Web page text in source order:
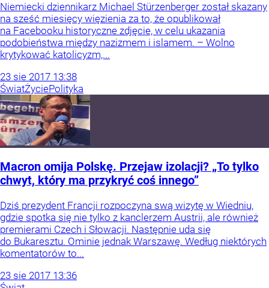
Niemiecki dziennikarz Michael Stürzenberger został skazany
na sześć miesięcy więzienia za to, że opublikował
na Facebooku historyczne zdjęcie, w celu ukazania
podobieństwa między nazizmem i islamem. – Wolno
krytykować katolicyzm,...
23 sie 2017 13:38
ŚwiatŻyciePolityka
Macron omija Polskę. Przejaw izolacji? „To tylko
chwyt, który ma przykryć coś innego”
Dziś prezydent Francji rozpoczyna swą wizytę w Wiedniu,
gdzie spotka się nie tylko z kanclerzem Austrii, ale również
premierami Czech i Słowacji. Następnie uda się
do Bukaresztu. Ominie jednak Warszawę. Według niektórych
komentatorów to...
23 sie 2017 13:36